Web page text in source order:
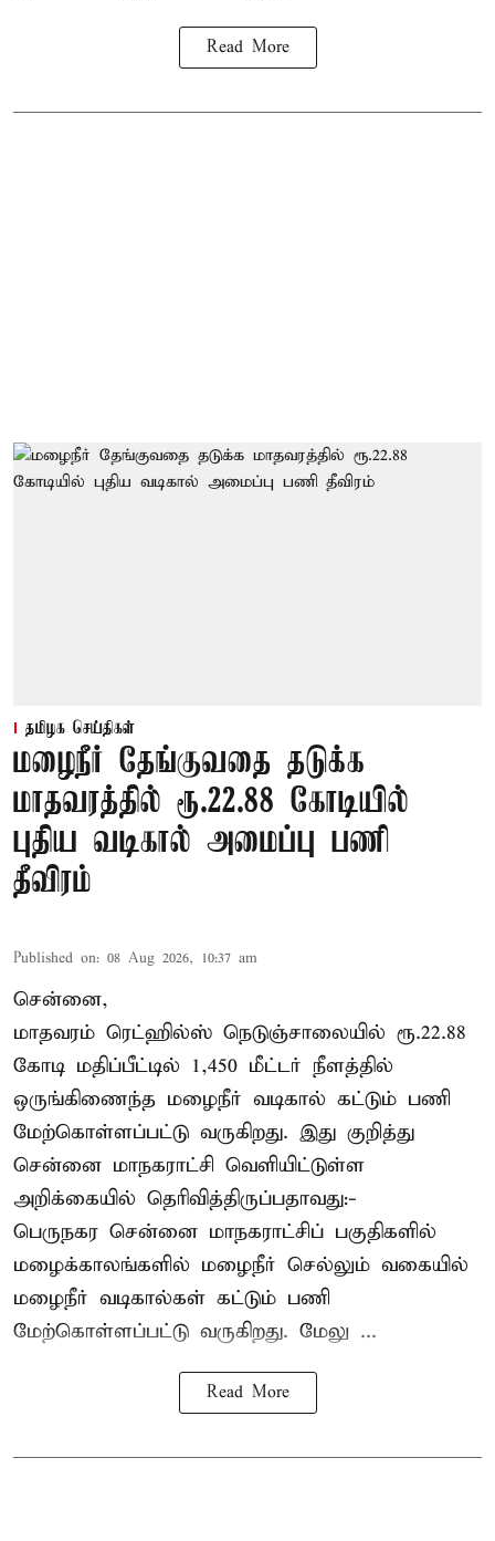
Read More
தமிழக செய்திகள்
மழைநீர் தேங்குவதை தடுக்க
மாதவரத்தில் ரூ.22.88 கோடியில்
புதிய வடிகால் அமைப்பு பணி
தீவிரம்
Published on: 08 Aug 2026, 10:37 am
சென்னை,
மாதவரம் ரெட்ஹில்ஸ் நெடுஞ்சாலையில் ரூ.22.88
கோடி மதிப்பீட்டில் 1,450 மீட்டர் நீளத்தில்
ஒருங்கிணைந்த மழைநீர் வடிகால் கட்டும் பணி
மேற்கொள்ளப்பட்டு வருகிறது. இது குறித்து
சென்னை மாநகராட்சி வெளியிட்டுள்ள
அறிக்கையில் தெரிவித்திருப்பதாவது:-
பெருநகர சென்னை மாநகராட்சிப் பகுதிகளில்
மழைக்காலங்களில் மழைநீர் செல்லும் வகையில்
மழைநீர் வடிகால்கள் கட்டும் பணி
மேற்கொள்ளப்பட்டு வருகிறது. மேலு ...
Read More